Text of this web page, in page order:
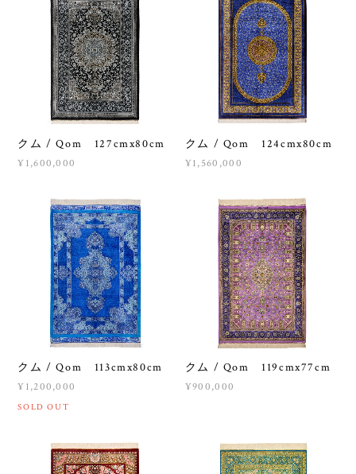
クム / Qom 127cmx80cm
¥1,600,000
クム / Qom 124cmx80cm
¥1,560,000
クム / Qom 113cmx80cm
¥1,200,000
SOLD OUT
クム / Qom 119cmx77cm
¥900,000